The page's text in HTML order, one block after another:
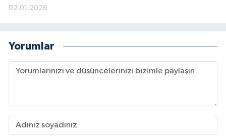
02.01.2026
Yorumlar